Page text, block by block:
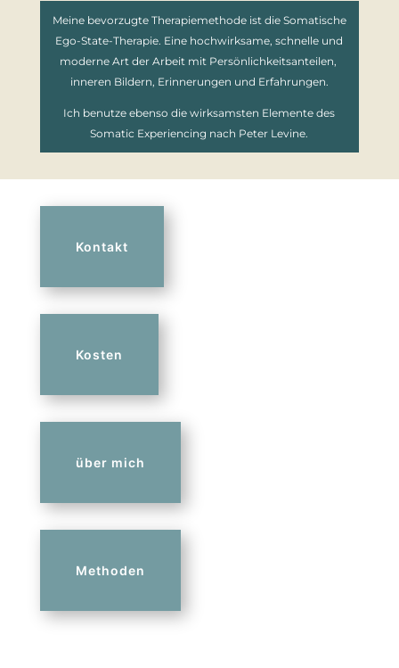
Meine bevorzugte Therapiemethode ist die Somatische
Ego-State-Therapie. Eine hochwirksame, schnelle und
moderne Art der Arbeit mit Persönlichkeitsanteilen,
inneren Bildern, Erinnerungen und Erfahrungen.
Ich benutze ebenso die wirksamsten Elemente des
Somatic Experiencing nach Peter Levine.
Kontakt
Kosten
über mich
Methoden